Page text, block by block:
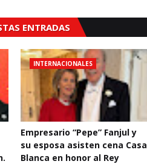
ENTRADAS
INTERNACIONALES
Empresario “Pepe” Fanjul y
su esposa asisten cena Casa
Blanca en honor al Rey